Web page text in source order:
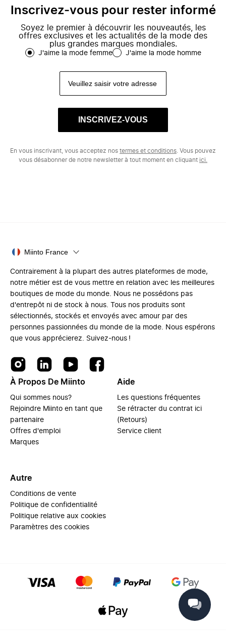
Inscrivez-vous pour rester informé
Soyez le premier à découvrir les nouveautés, les
offres exclusives et les actualités de la mode des
plus grandes marques mondiales.
J'aime la mode femme J'aime la mode homme
INSCRIVEZ-VOUS
En vous inscrivant, vous acceptez nos termes et conditions . Vous pouvez
vous désabonner de notre newsletter à tout moment en cliquant ici.
Miinto France
Contrairement à la plupart des autres plateformes de mode,
notre métier est de vous mettre en relation avec les meilleures
boutiques de mode du monde. Nous ne possédons pas
d'entrepôt ni de stock à nous. Tous nos produits sont
sélectionnés, stockés et envoyés avec amour par des
personnes passionnées du monde de la mode. Nous espérons
que vous apprécierez. Suivez-nous !
À Propos De Miinto
Qui sommes nous?
Rejoindre Miinto en tant que
partenaire
Offres d'emploi
Marques
Aide
Les questions fréquentes
Se rétracter du contrat ici
(Retours)
Service client
Autre
Conditions de vente
Politique de confidentialité
Politique relative aux cookies
Paramètres des cookies